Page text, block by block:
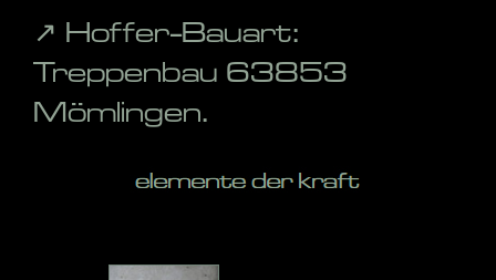
↗️ Hoffer-Bauart:
Treppenbau 63853
Mömlingen.